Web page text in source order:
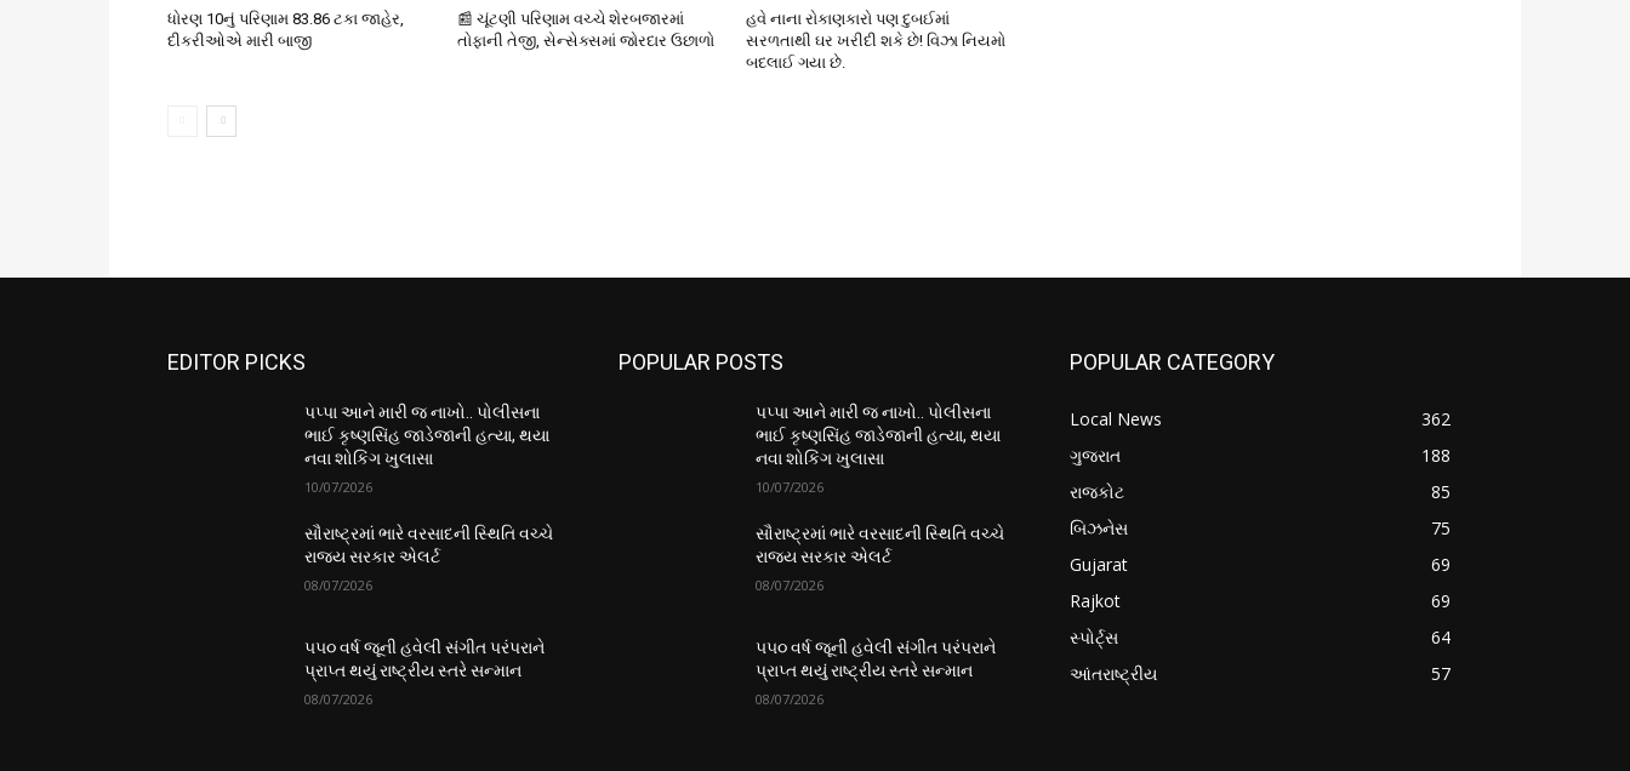
ધોરણ 10નું પરિણામ 83.86 ટકા જાહેર,
દીકરીઓએ મારી બાજી
📰 ચૂંટણી પરિણામ વચ્ચે શેરબજારમાં
તોફાની તેજી, સેન્સેક્સમાં જોરદાર ઉછાળો
હવે નાના રોકાણકારો પણ દુબઈમાં
સરળતાથી ઘર ખરીદી શકે છે! વિઝા નિયમો
બદલાઈ ગયા છે.
EDITOR PICKS
પપ્પા આને મારી જ નાખો.. પોલીસના
ભાઈ કૃષ્ણસિંહ જાડેજાની હત્યા, થયા
નવા શોકિંગ ખુલાસા
10/07/2026
સૌરાષ્ટ્રમાં ભારે વરસાદની સ્થિતિ વચ્ચે
રાજ્ય સરકાર એલર્ટ
08/07/2026
૫૫૦ વર્ષ જૂની હવેલી સંગીત પરંપરાને
પ્રાપ્ત થયું રાષ્ટ્રીય સ્તરે સન્માન
08/07/2026
POPULAR POSTS
પપ્પા આને મારી જ નાખો.. પોલીસના
ભાઈ કૃષ્ણસિંહ જાડેજાની હત્યા, થયા
નવા શોકિંગ ખુલાસા
10/07/2026
સૌરાષ્ટ્રમાં ભારે વરસાદની સ્થિતિ વચ્ચે
રાજ્ય સરકાર એલર્ટ
08/07/2026
૫૫૦ વર્ષ જૂની હવેલી સંગીત પરંપરાને
પ્રાપ્ત થયું રાષ્ટ્રીય સ્તરે સન્માન
08/07/2026
POPULAR CATEGORY
Local News
362
ગુજરાત
188
રાજકોટ
85
બિઝનેસ
75
Gujarat
69
Rajkot
69
સ્પોર્ટ્સ
64
આંતરાષ્ટ્રીય
57